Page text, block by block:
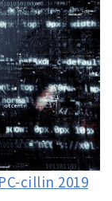
cillin 2019